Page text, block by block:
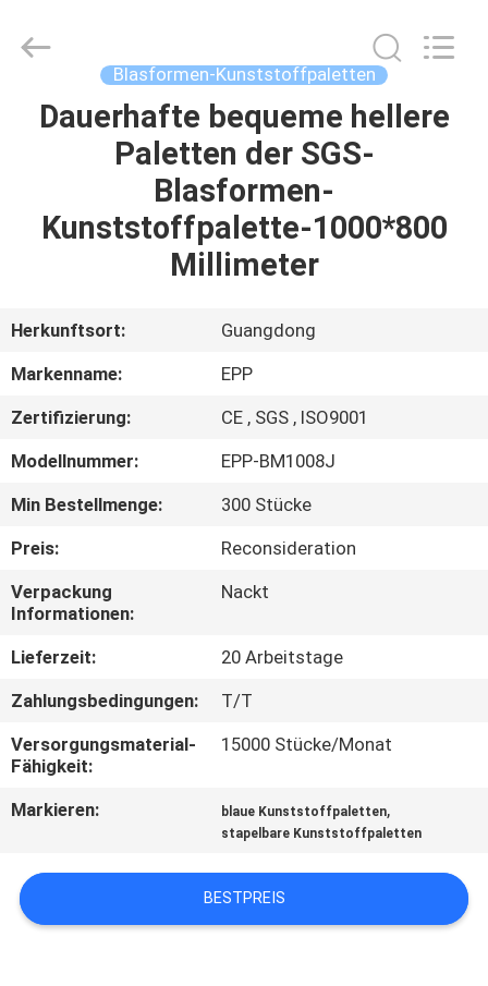
PRODUKTE
UNS
QUALITÄTSKONTROLLE
KONTAKT
MIT
UNS
UM
EIN
PRIVACY
Handing
Blasformen-Kunststoffpaletten
Dauerhafte bequeme hellere
Paletten der SGS-
Blasformen-
Kunststoffpalette-1000*800
Millimeter
Herkunftsort:
Guangdong
Markenname:
EPP
Zertifizierung:
CE , SGS , ISO9001
Modellnummer:
EPP-BM1008J
Min Bestellmenge:
300 Stücke
Preis:
Reconsideration
Verpackung
Informationen:
Nackt
Lieferzeit:
20 Arbeitstage
Zahlungsbedingungen:
T/T
Versorgungsmaterial-
Fähigkeit:
15000 Stücke/Monat
Markieren: blaue Kunststoffpaletten,
stapelbare Kunststoffpaletten
BESTPREIS